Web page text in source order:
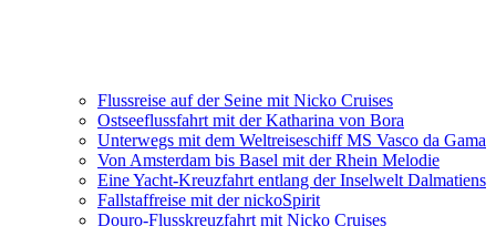
Flussreise auf der Seine mit Nicko Cruises
Ostseeflussfahrt mit der Katharina von Bora
Unterwegs mit dem Weltreiseschiff MS Vasco da Gama
Von Amsterdam bis Basel mit der Rhein Melodie
Eine Yacht-Kreuzfahrt entlang der Inselwelt Dalmatiens
Fallstaffreise mit der nickoSpirit
Douro-Flusskreuzfahrt mit Nicko Cruises